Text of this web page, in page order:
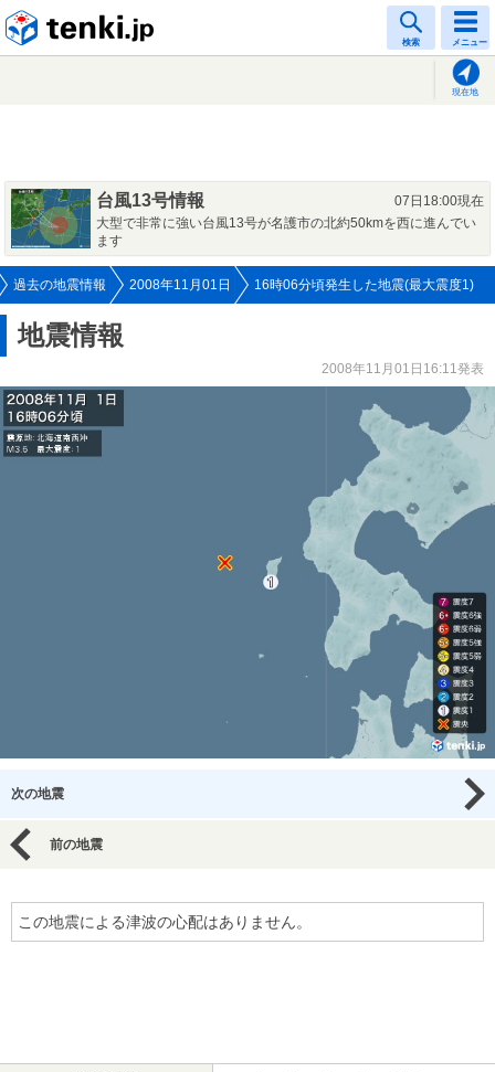
検索 メニュー
現在地
台風13号情報
07日18:00現在
大型で非常に強い台風13号が名護市の北約50kmを西に進んでい
ます
過去の地震情報 2008年11月01日 16時06分頃発生した地震(最大震度1)
地震情報
2008年11月01日16:11発表
次の地震
前の地震
この地震による津波の心配はありません。